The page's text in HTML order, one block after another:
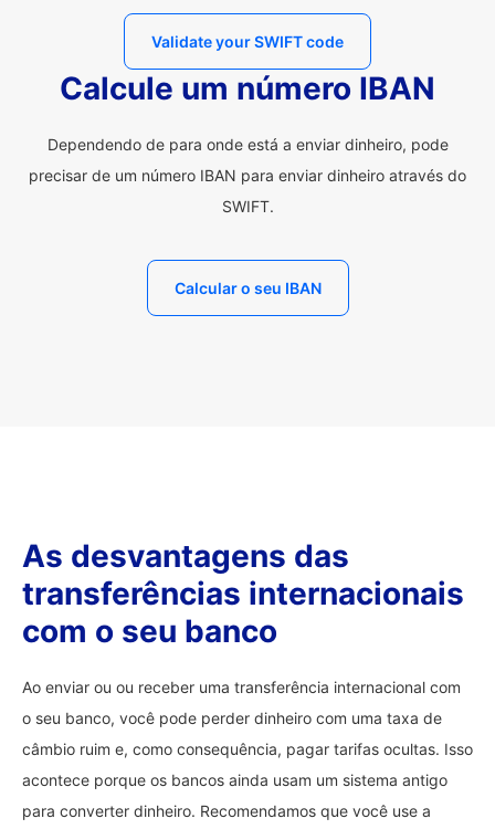
Validate your SWIFT code
Calcule um número IBAN
Dependendo de para onde está a enviar dinheiro, pode
precisar de um número IBAN para enviar dinheiro através do
SWIFT.
Calcular o seu IBAN
As desvantagens das
transferências internacionais
com o seu banco
Ao enviar ou ou receber uma transferência internacional com
o seu banco, você pode perder dinheiro com uma taxa de
câmbio ruim e, como consequência, pagar tarifas ocultas. Isso
acontece porque os bancos ainda usam um sistema antigo
para converter dinheiro. Recomendamos que você use a